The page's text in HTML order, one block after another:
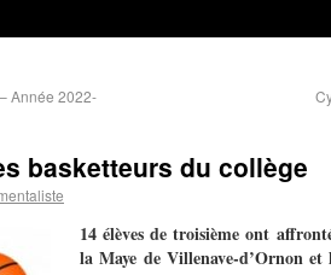
Année 2022-
basketteurs du collège
14 élèves de troisième ont
la Maye de Villenave-d’Ornon et